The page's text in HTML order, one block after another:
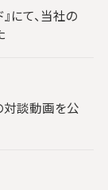
にて、当社の
対談動画を公